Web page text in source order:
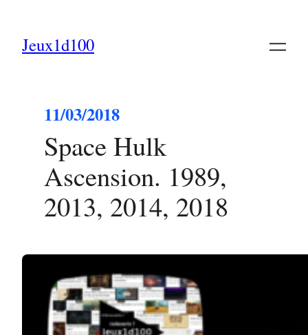
Jeux1d100
11/03/2018
Space Hulk
Ascension. 1989,
2013, 2014, 2018